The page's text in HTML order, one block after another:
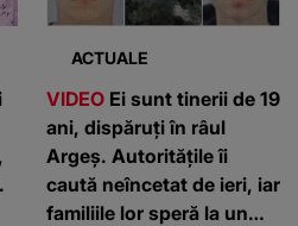
ACTUALE
VIDEO Ei sunt tinerii de 19
ani, dispăruți în râul
Argeș. Autoritățile îi
caută neîncetat de ieri, iar
familiile lor speră la un